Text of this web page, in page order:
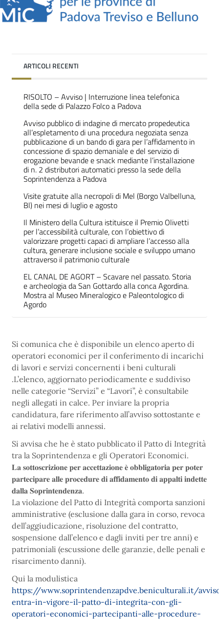
ARTICOLI RECENTI
RISOLTO – Avviso | Interruzione linea telefonica
della sede di Palazzo Folco a Padova
Avviso pubblico di indagine di mercato propedeutica
all’espletamento di una procedura negoziata senza
pubblicazione di un bando di gara per l’affidamento in
concessione di spazio demaniale e del servizio di
erogazione bevande e snack mediante l’installazione
di n. 2 distributori automatici presso la sede della
Soprintendenza a Padova
Visite gratuite alla necropoli di Mel (Borgo Valbelluna,
Bl) nei mesi di luglio e agosto
Il Ministero della Cultura istituisce il Premio Olivetti
per l’accessibilità culturale, con l’obiettivo di
valorizzare progetti capaci di ampliare l’accesso alla
cultura, generare inclusione sociale e sviluppo umano
attraverso il patrimonio culturale
EL CANAL DE AGORT – Scavare nel passato. Storia
e archeologia da San Gottardo alla conca Agordina.
Mostra al Museo Mineralogico e Paleontologico di
Agordo
Si comunica che è disponibile un elenco aperto di
operatori economici per il conferimento di incarichi
di lavori e servizi concernenti i beni culturali​
.L’elenco, aggiornato periodicamente e suddiviso
nelle categorie “Servizi” e “Lavori”, è consultabile
negli allegati in calce. Per inviare la propria
candidatura, fare riferimento all’avviso sottostante e
ai relativi modelli annessi.
Si avvisa che he è stato pubblicato il Patto di Integrità
tra la Soprintendenza e gli Operatori Economici.
𝐋𝐚 𝐬𝐨𝐭𝐭𝐨𝐬𝐜𝐫𝐢𝐳𝐢𝐨𝐧𝐞 𝐩𝐞𝐫 𝐚𝐜𝐜𝐞𝐭𝐭𝐚𝐳𝐢𝐨𝐧𝐞 𝐞̀ 𝐨𝐛𝐛𝐥𝐢𝐠𝐚𝐭𝐨𝐫𝐢𝐚 𝐩𝐞𝐫 𝐩𝐨𝐭𝐞𝐫
𝐩𝐚𝐫𝐭𝐞𝐜𝐢𝐩𝐚𝐫𝐞 𝐚𝐥𝐥𝐞 𝐩𝐫𝐨𝐜𝐞𝐝𝐮𝐫𝐞 𝐝𝐢 𝐚𝐟𝐟𝐢𝐝𝐚𝐦𝐞𝐧𝐭𝐨 𝐝𝐢 𝐚𝐩𝐩𝐚𝐥𝐭𝐢 𝐢𝐧𝐝𝐞𝐭𝐭𝐞
𝐝𝐚𝐥𝐥𝐚 𝐒𝐨𝐩𝐫𝐢𝐧𝐭𝐞𝐧𝐝𝐞𝐧𝐳𝐚.
La violazione del Patto di Integrità comporta sanzioni
amministrative (esclusione dalla gara in corso, revoca
dell’aggiudicazione, risoluzione del contratto,
sospensione dall’elenco e dagli inviti per tre anni) e
patrimoniali (escussione delle garanzie, delle penali e
risarcimento danni).
Qui la modulistica
https://www.soprintendenzapdve.beniculturali.it/
entra-in-vigore-il-patto-di-integrita-con-gli-
operatori-economici-partecipanti-alle-procedure-